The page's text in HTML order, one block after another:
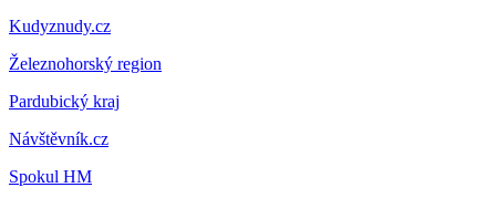
Kudyznudy.cz
Železnohorský region
Pardubický kraj
Návštěvník.cz
Spokul HM